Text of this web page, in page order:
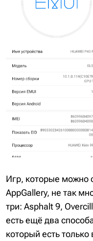
Игр, которые можно
AppGallery, не так
три: Asphalt 9,
есть ещё два
который есть